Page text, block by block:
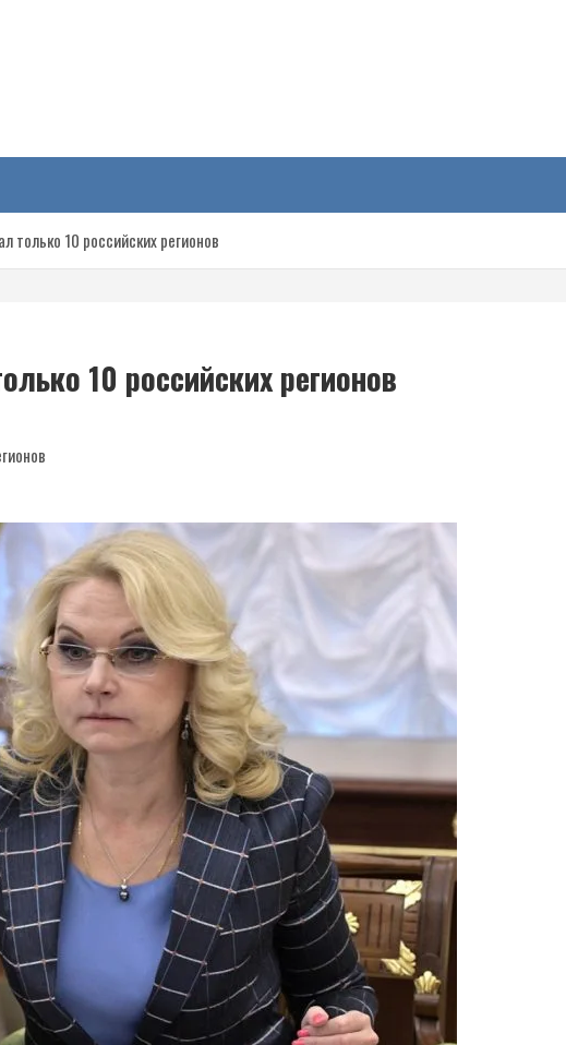
на
в Новороссии,
только 10 российских регионов
10 российских регионов